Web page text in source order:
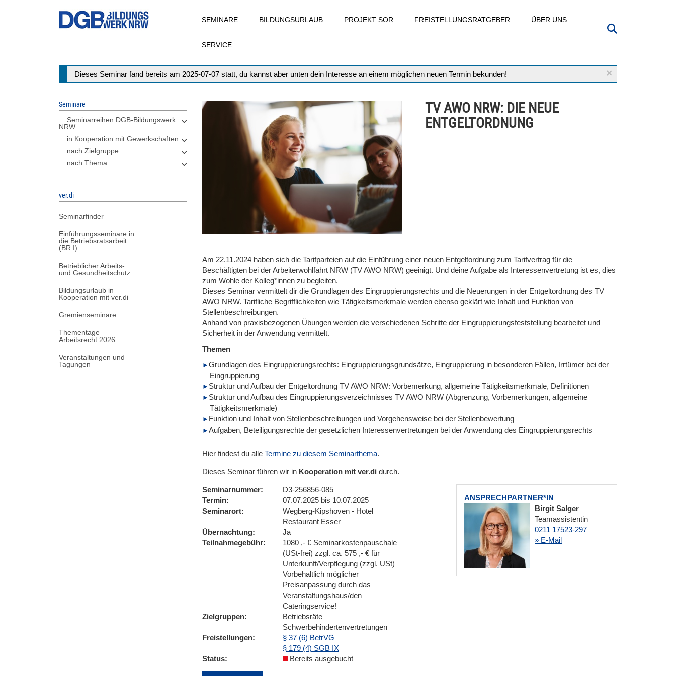
SEMINARE BILDUNGSURLAUB PROJEKT SOR FREISTELLUNGSRATGEBER ÜBER UNS
SERVICE
×
Statusmeldung
Dieses Seminar fand bereits am 2025-07-07 statt, du kannst aber unten dein Interesse an einem möglichen neuen Termin bekunden!
Seminare
... Seminarreihen DGB-Bildungswerk
NRW
... in Kooperation mit Gewerkschaften
... nach Zielgruppe
... nach Thema
ver.di
Seminarfinder
Einführungsseminare in
die Betriebsratsarbeit
(BR I)
Betrieblicher Arbeits-
und Gesundheitschutz
Bildungsurlaub in
Kooperation mit ver.di
Gremienseminare
Thementage
Arbeitsrecht 2026
Veranstaltungen und
Tagungen
TV AWO NRW: DIE NEUE
ENTGELTORDNUNG
Am 22.11.2024 haben sich die Tarifparteien auf die Einführung einer neuen Entgeltordnung zum Tarifvertrag für die
Beschäftigten bei der Arbeiterwohlfahrt NRW (TV AWO NRW) geeinigt. Und deine Aufgabe als Interessenvertretung ist es, dies
zum Wohle der Kolleg*innen zu begleiten.
Dieses Seminar vermittelt dir die Grundlagen des Eingruppierungsrechts und die Neuerungen in der Entgeltordnung des TV
AWO NRW. Tarifliche Begrifflichkeiten wie Tätigkeitsmerkmale werden ebenso geklärt wie Inhalt und Funktion von
Stellenbeschreibungen.
Anhand von praxisbezogenen Übungen werden die verschiedenen Schritte der Eingruppierungsfeststellung bearbeitet und
Sicherheit in der Anwendung vermittelt.
Themen
Grundlagen des Eingruppierungsrechts: Eingruppierungsgrundsätze, Eingruppierung in besonderen Fällen, Irrtümer bei der
Eingruppierung
Struktur und Aufbau der Entgeltordnung TV AWO NRW: Vorbemerkung, allgemeine Tätigkeitsmerkmale, Definitionen
Struktur und Aufbau des Eingruppierungsverzeichnisses TV AWO NRW (Abgrenzung, Vorbemerkungen, allgemeine
Tätigkeitsmerkmale)
Funktion und Inhalt von Stellenbeschreibungen und Vorgehensweise bei der Stellenbewertung
Aufgaben, Beteiligungsrechte der gesetzlichen Interessenvertretungen bei der Anwendung des Eingruppierungsrechts
Hier findest du alle Termine zu diesem Seminarthema.
Dieses Seminar führen wir in Kooperation mit ver.di durch.
ANSPRECHPARTNER*IN
Birgit Salger
Teamassistentin
0211 17523-297
» E-Mail
Seminarnummer
D3-256856-085
Termin
07.07.2025 bis 10.07.2025
Seminarort
Wegberg-Kipshoven - Hotel
Restaurant Esser
Übernachtung
Ja
Teilnahmegebühr
1080 ,- € Seminarkostenpauschale
(USt-frei) zzgl. ca. 575 ,- € für
Unterkunft/Verpflegung (zzgl. USt)
Vorbehaltlich möglicher
Preisanpassung durch das
Veranstaltungshaus/den
Cateringservice!
Zielgruppen
Betriebsräte
Schwerbehindertenvertretungen
Freistellungen
§ 37 (6) BetrVG
§ 179 (4) SGB IX
Status
Bereits ausgebucht